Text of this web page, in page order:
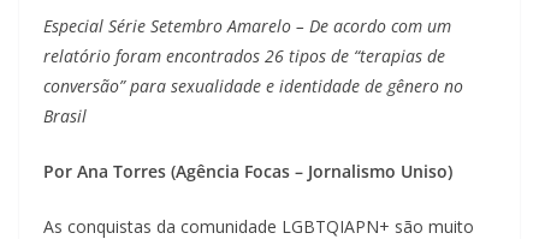
Especial Série Setembro Amarelo – De acordo com um
relatório foram encontrados 26 tipos de “terapias de
conversão” para sexualidade e identidade de gênero no
Brasil
Por Ana Torres (Agência Focas – Jornalismo Uniso)
As conquistas da comunidade LGBTQIAPN+ são muito